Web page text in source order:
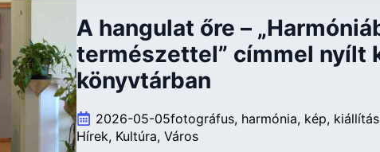
A hangulat őre –
természettel” címmel nyílt
könyvtárban
2026-05-05fotográfus harmónia kép kiállítás
Hírek Kultúra Város